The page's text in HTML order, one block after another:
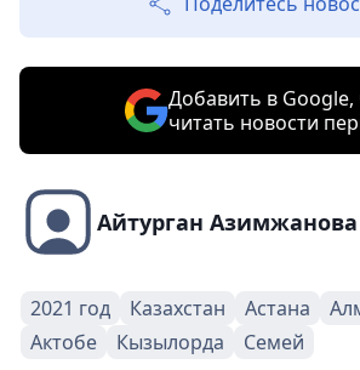
Добавить в
читать новости
Айтурган Азимжанова
2021 год Казахстан Астана
Актобе
Кызылорда Семей